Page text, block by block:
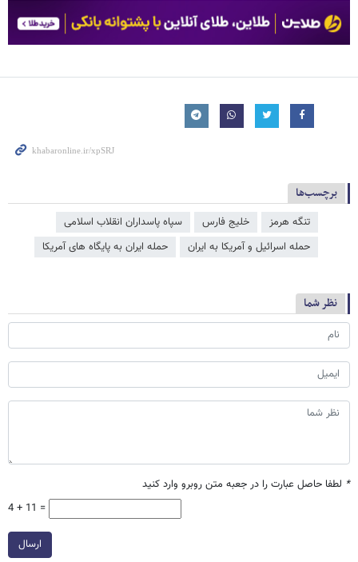
برچسب‌ها
تنگه هرمز خلیج فارس
سپاه پاسداران انقلاب اسلامی
حمله اسرائیل و آمریکا به ایران
حمله ایران به پایگاه های آمریکا
نظر شما
* لطفا حاصل عبارت را در جعبه متن روبرو وارد کنید
4 + 11 =
ارسال